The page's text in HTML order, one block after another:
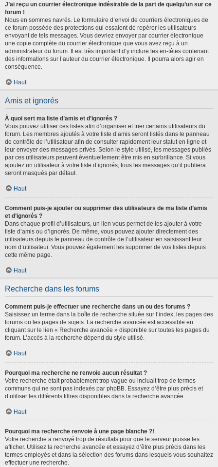
J’ai reçu un courrier électronique indésirable de la part de quelqu’un sur ce
forum !
Nous en sommes navrés. Le formulaire d’envoi de courriers électroniques de
ce forum possède des protections qui essaient de repérer les utilisateurs
envoyant de tels messages. Vous devriez envoyer par courrier électronique
une copie complète du courrier électronique que vous avez reçu à un
administrateur du forum. Il est très important d’y inclure les en-têtes contenant
des informations sur l’auteur du courrier électronique. Il pourra alors agir en
conséquence.
Haut
Amis et ignorés
À quoi sert ma liste d’amis et d’ignorés ?
Vous pouvez utiliser ces listes afin d’organiser et trier certains utilisateurs du
forum. Les membres ajoutés à votre liste d’amis seront listés dans le panneau
de contrôle de l’utilisateur afin de consulter rapidement leur statut en ligne et
leur envoyer des messages privés. Selon le style utilisé, les messages publiés
par ces utilisateurs peuvent éventuellement être mis en surbrillance. Si vous
ajoutez un utilisateur à votre liste d’ignorés, tous les messages qu’il publiera
seront masqués par défaut.
Haut
Comment puis-je ajouter ou supprimer des utilisateurs de ma liste d’amis
et d’ignorés ?
Dans chaque profil d’utilisateurs, un lien vous permet de les ajouter à votre
liste d’amis ou d’ignorés. De même, vous pouvez ajouter directement des
utilisateurs depuis le panneau de contrôle de l’utilisateur en saisissant leur
nom d’utilisateur. Vous pouvez également les supprimer de vos listes depuis
cette même page.
Haut
Recherche dans les forums
Comment puis-je effectuer une recherche dans un ou des forums ?
Saisissez un terme dans la boîte de recherche située sur l’index, les pages des
forums ou les pages de sujets. La recherche avancée est accessible en
cliquant sur le lien « Recherche avancée » disponible sur toutes les pages du
forum. L’accès à la recherche dépend du style utilisé.
Haut
Pourquoi ma recherche ne renvoie aucun résultat ?
Votre recherche était probablement trop vague ou incluait trop de termes
communs qui ne sont pas indexés par phpBB. Essayez d’être plus précis et
d’utiliser les différents filtres disponibles dans la recherche avancée.
Haut
Pourquoi ma recherche renvoie à une page blanche ?!
Votre recherche a renvoyé trop de résultats pour que le serveur puisse les
afficher. Utilisez la recherche avancée et essayez d’être plus précis dans les
termes employés et dans la sélection des forums dans lesquels vous souhaitez
effectuer une recherche.